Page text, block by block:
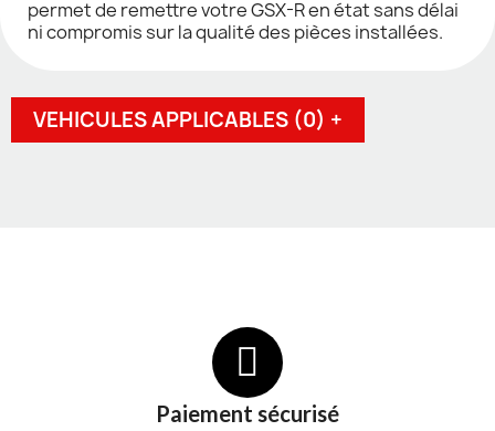
permet de remettre votre GSX-R en état sans délai
ni compromis sur la qualité des pièces installées.
VEHICULES APPLICABLES (0) +
Paiement sécurisé